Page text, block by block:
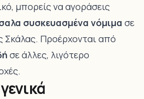
μπορείς να αγοράσεις
συσκευασμένα νόμιμα σε
Σκάλας. Προέρχονται από
σε άλλες, λιγότερο